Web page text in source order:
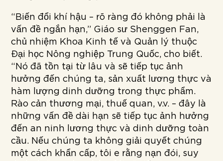
“Biến đổi khí hậu – rõ ràng đó không phải là
vấn đề ngắn hạn,” Giáo sư Shenggen Fan,
chủ nhiệm Khoa Kinh tế và Quản lý thuộc
Đại học Nông nghiệp Trung Quốc, cho biết.
“Nó đã tồn tại từ lâu và sẽ tiếp tục ảnh
hưởng đến chúng ta, sản xuất lương thực và
hàm lượng dinh dưỡng trong thực phẩm.
Rào cản thương mại, thuế quan, v.v. – đây là
những vấn đề dài hạn sẽ tiếp tục ảnh hưởng
đến an ninh lương thực và dinh dưỡng toàn
cầu. Nếu chúng ta không giải quyết chúng
một cách khẩn cấp, tôi e rằng nạn đói, suy